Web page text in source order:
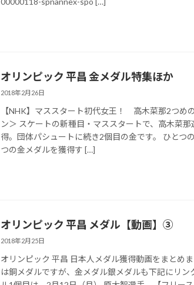
オリンピック 平昌 金メダル特集ほか
2018年2月26日
【NHK】マススタート初代女王！ 高木菜那2つめ
ン＞ スケートの新種目・マススタートで、高木菜
得。団体パシュートに続き2個目の金です。 ひとつ
つの金メダルを獲得す […]
オリンピック 平昌 メダル【動画】③
2018年2月25日
オリンピック 平昌 日本人メダル獲得動画をまとめ
は銅メダルですが、金メダル銀メダルも下記にリン